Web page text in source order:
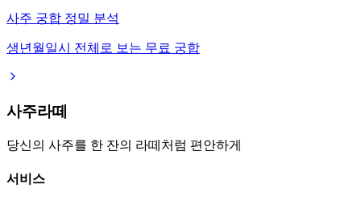
사주 궁합 정밀 분석
생년월일시 전체로 보는 무료 궁합
사주라떼
당신의 사주를 한 잔의 라떼처럼 편안하게
서비스